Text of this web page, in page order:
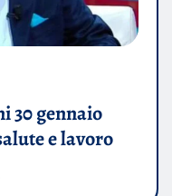
30 gennaio
e lavoro